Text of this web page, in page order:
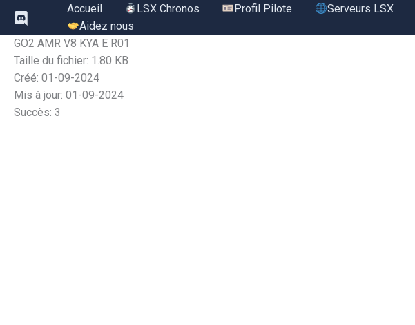
Aller
contenu
Accueil LSX Chronos Profil Pilote Serveurs LSX
Aidez nous
GO2 AMR V8 KYA E R01
Taille du fichier: 1.80 KB
Créé: 01-09-2024
Mis à jour: 01-09-2024
Succès: 3